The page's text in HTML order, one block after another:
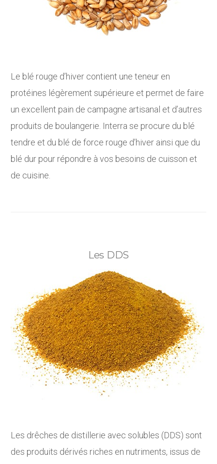
Le blé rouge d’hiver contient une teneur en
protéines légèrement supérieure et permet de faire
un excellent pain de campagne artisanal et d’autres
produits de boulangerie. Interra se procure du blé
tendre et du blé de force rouge d’hiver ainsi que du
blé dur pour répondre à vos besoins de cuisson et
de cuisine.
Les DDS
Les drêches de distillerie avec solubles (DDS) sont
des produits dérivés riches en nutriments, issus de